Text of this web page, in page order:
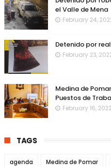
el Valle de Mena
February 24,
Detenido por
February 23,
Medina de
Puestos de
February 16, 2022
TAGS
agenda Medina de Pomar